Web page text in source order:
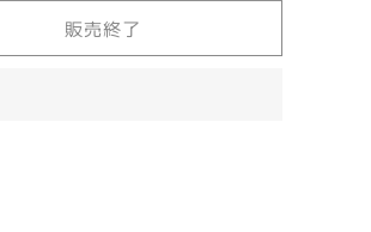
オ
ハ
オ
販売終了